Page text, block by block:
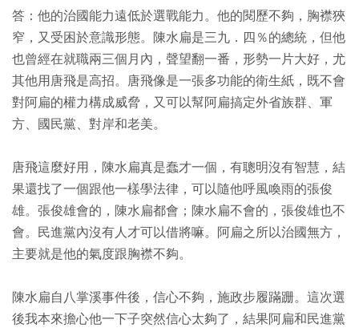
答：他的治國能力遠低於選戰能力。他的閱歷不夠，胸襟狹
窄，又受困於意識形態。陳水扁是三九．四％的總統，但他
也曾經在就職兩三個月內，聲望翻一番，形勢一片大好，尤
其他用唐飛是高招。唐飛像是一張多功能的衛生紙，既不會
對阿扁的權力構成威脅，又可以幫阿扁搞定外省族群、軍
方、國民黨、對岸和老美。
唐飛這麼好用，陳水扁真是蠢才一個，有聰明沒有智慧，結
果還找了一個跟他一樣學法律，可以隨他呼風喚雨的張俊
雄。張俊雄會的，陳水扁都會；陳水扁不會的，張俊雄也不
會。民進黨內沒有人才可以借將嘛。阿扁之所以治國無方，
主要就是他的氣度跟胸襟不夠。
陳水扁自八掌溪事件後，信心不夠，施政步履蹣跚。這次選
後我本來擔心他一下子突然信心太夠了，結果阿扁和民進黨